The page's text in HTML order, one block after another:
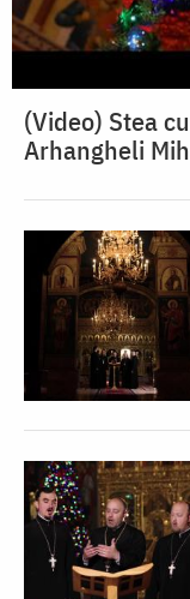
(Video) Stea
Arhangheli